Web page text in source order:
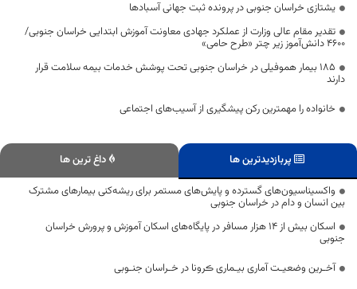
یشتازی خراسان جنوبی در پرونده ثبت جهانی آسبادها
تقدیر مقام عالی وزارت از عملکرد جهادی معاونت آموزش ابتدایی خراسان جنوبی/
۴۶۰۰ دانش‌آموز زیر چتر «طرح حامی»
۱۸۵ بیمار هموفیلی در خراسان جنوبی تحت پوشش خدمات بیمه سلامت قرار
دارند
خانواده را مهمترین رکن پیشگیری از آسیب‌های اجتماعی
پربازدیدترین ها
داغ ترین ها
واکسیناسیون‌های گسترده و پایش‌های مستمر برای ریشه‌کنی بیمارهای مشترک
بین انسان و دام در خراسان جنوبی
اسکان بیش از 14 هزار مسافر در پایگاه‌های اسکان آموزش و پرورش خراسان
جنوبی
آخـرین وضعیـت آماری بیـماری ڪرونا در خـراسان جنـوبی